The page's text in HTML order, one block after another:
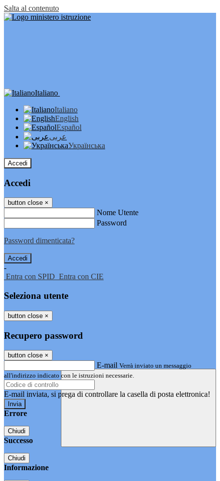
Salta al contenuto
Italiano
Italiano
English
Español
عربى
Українська
Accedi
Accedi
button close ×
Nome Utente
Password
Password dimenticata?
-
Entra con SPID Entra con CIE
Seleziona utente
button close ×
Recupero password
button close ×
E-mail Verrà inviato un messaggio
all'indirizzo indicato con le istruzioni necessarie.
E-mail inviata, si prega di controllare la casella di posta elettronica!
Errore
Chiudi
Successo
Chiudi
Informazione